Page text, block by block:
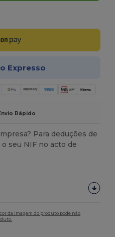
Expresso
Rápido
Para deduções de
seu NIF no acto de
da imagem do produto pode não